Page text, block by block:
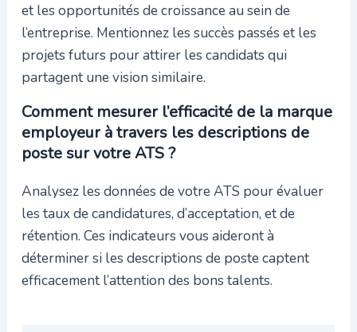
et les opportunités de croissance au sein de
l’entreprise. Mentionnez les succès passés et les
projets futurs pour attirer les candidats qui
partagent une vision similaire.
Comment mesurer l’efficacité de la marque
employeur à travers les descriptions de
poste sur votre ATS ?
Analysez les données de votre ATS pour évaluer
les taux de candidatures, d’acceptation, et de
rétention. Ces indicateurs vous aideront à
déterminer si les descriptions de poste captent
efficacement l’attention des bons talents.